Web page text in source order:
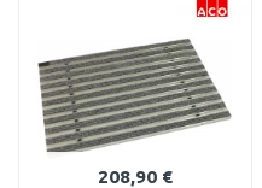
208,90 €